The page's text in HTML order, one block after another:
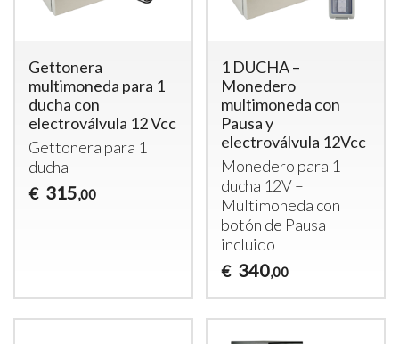
Gettonera
multimoneda para 1
ducha con
electroválvula 12 Vcc
Gettonera para 1
ducha
€ 315,00
1 DUCHA –
Monedero
multimoneda con
Pausa y
electroválvula 12Vcc
Monedero para 1
ducha 12V –
Multimoneda con
botón de Pausa
incluido
€ 340,00